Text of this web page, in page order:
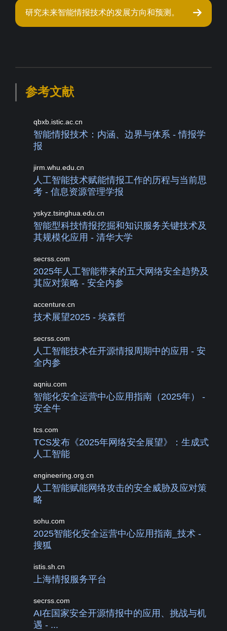
研究未来智能情报技术的发展方向和预测。
参考文献
qbxb.istic.ac.cn
智能情报技术：内涵、边界与体系 - 情报学
报
jirm.whu.edu.cn
人工智能技术赋能情报工作的历程与当前思
考 - 信息资源管理学报
yskyz.tsinghua.edu.cn
智能型科技情报挖掘和知识服务关键技术及
其规模化应用 - 清华大学
secrss.com
2025年人工智能带来的五大网络安全趋势及
其应对策略 - 安全内参
accenture.cn
技术展望2025 - 埃森哲
secrss.com
人工智能技术在开源情报周期中的应用 - 安
全内参
aqniu.com
智能化安全运营中心应用指南（2025年） -
安全牛
tcs.com
TCS发布《2025年网络安全展望》：生成式
人工智能
engineering.org.cn
人工智能赋能网络攻击的安全威胁及应对策
略
sohu.com
2025智能化安全运营中心应用指南_技术 -
搜狐
istis.sh.cn
上海情报服务平台
secrss.com
AI在国家安全开源情报中的应用、挑战与机
遇 - ...